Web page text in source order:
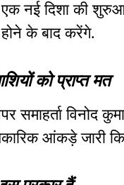
नई दिशा की
होने के बाद करेंगे.
को प्राप्त मत
समाहर्ता विनोद
आंकड़े जारी